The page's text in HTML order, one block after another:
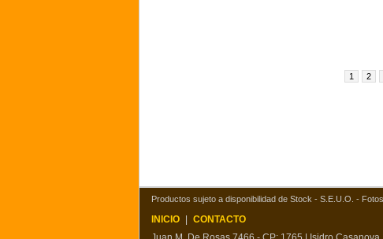
1 2
Productos sujeto a disponibilidad de Stock - S.E.U.O. -
INICIO
CONTACTO